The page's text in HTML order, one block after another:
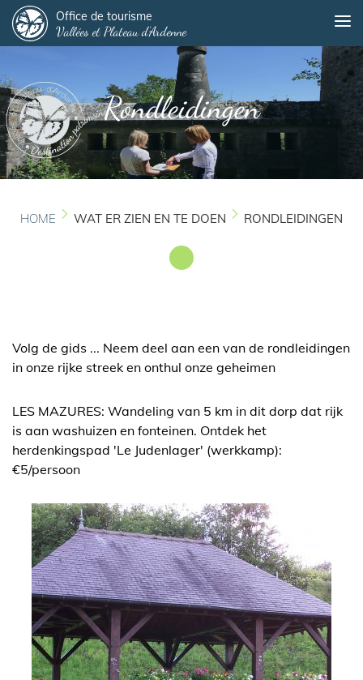
en
naar
de
inhoud
gaan
Office de tourisme
Vallées et Plateau d'Ardenne
Rondleidingen
HOME WAT ER ZIEN EN TE DOEN RONDLEIDINGEN
Volg de gids ... Neem deel aan een van de rondleidingen
in onze rijke streek en onthul onze geheimen
LES MAZURES: Wandeling van 5 km in dit dorp dat rijk
is aan washuizen en fonteinen. Ontdek het
herdenkingspad 'Le Judenlager' (werkkamp):
€5/persoon
Panneau de gestion des cookies